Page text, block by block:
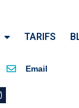
TARIFS
Email